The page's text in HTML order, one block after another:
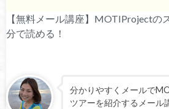
【無料メール講座】MOTIProjectの
分で読める！
分かりやすくメールで
ツアーを紹介するメール